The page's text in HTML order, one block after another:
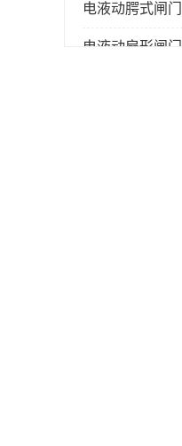
电液动腭式闸门
电液动扇形闸门